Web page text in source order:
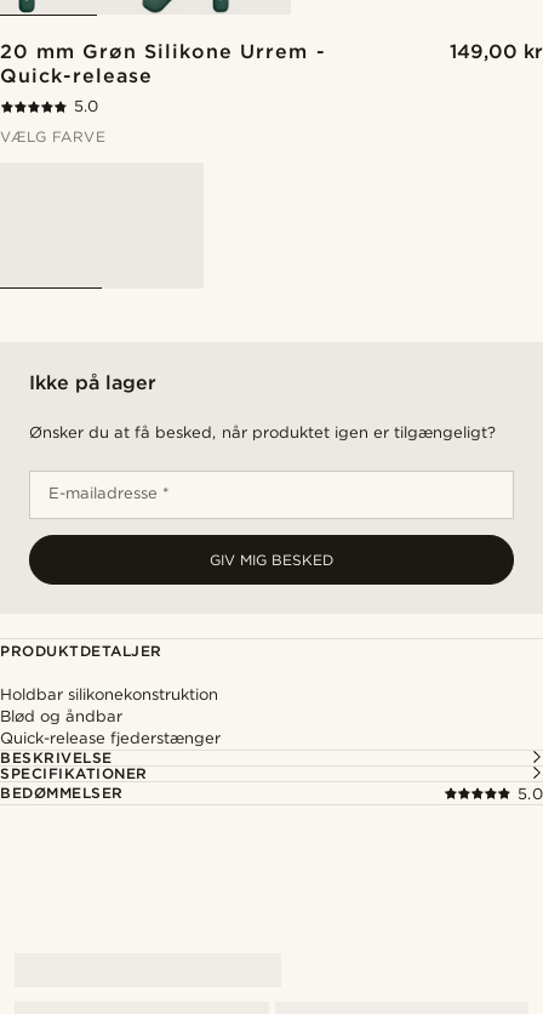
20 mm Grøn Silikone Urrem -
Quick-release
149,00 kr
5.0
VÆLG FARVE
Ikke på lager
Ønsker du at få besked, når produktet igen er tilgængeligt?
E-mailadresse *
GIV MIG BESKED
PRODUKTDETALJER
Holdbar silikonekonstruktion
Blød og åndbar
Quick-release fjederstænger
BESKRIVELSE
SPECIFIKATIONER
BEDØMMELSER
5.0